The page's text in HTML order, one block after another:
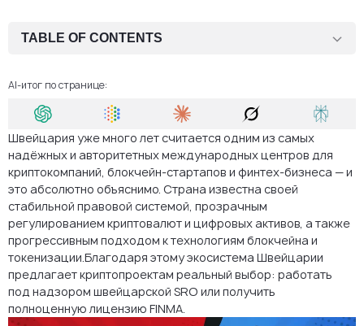
TABLE OF CONTENTS
швейцарской SRO
Основные ограничения членства в SRO
Когда требуется полноценная лицензия FINMA
SRO vs лицензия FINMA: подробное сравнение
Почему модель SRO идеально подходит криптокомпаниям
Как AMS помогает создать швейцарскую компанию под SRO
FAQ: SRO vs лицензия FINMA для криптокомпаний
AI-итог по странице:
Швейцария уже много лет считается одним из самых
надёжных и авторитетных международных центров для
криптокомпаний, блокчейн-стартапов и финтех-бизнеса — и
это абсолютно объяснимо. Страна известна своей
стабильной правовой системой, прозрачным
регулированием криптовалют и цифровых активов, а также
прогрессивным подходом к технологиям блокчейна и
токенизации.Благодаря этому экосистема Швейцарии
предлагает криптопроектам реальный выбор: работать
под надзором швейцарской SRO или получить
полноценную лицензию FINMA.